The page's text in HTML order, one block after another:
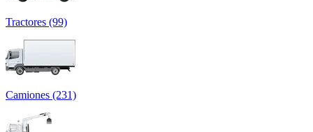
Tractores (99)
Camiones (231)